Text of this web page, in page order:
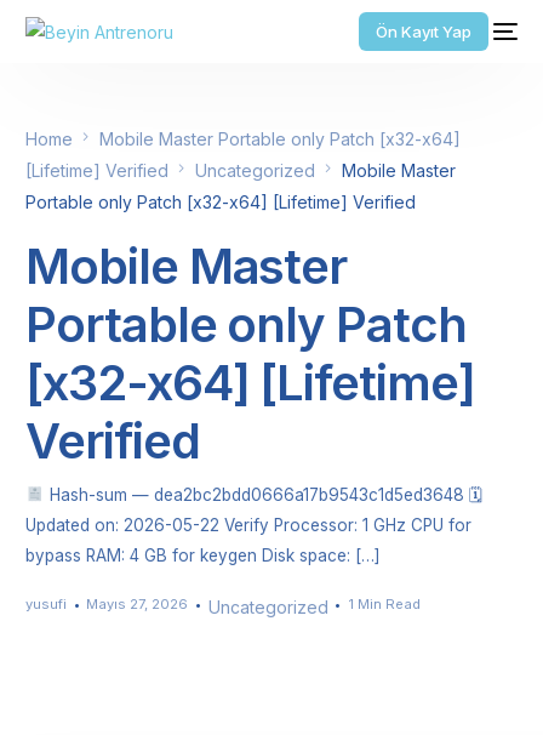
Ön Kayıt Yap
Home
Mobile Master Portable only Patch [x32-x64]
[Lifetime] Verified
Uncategorized
Mobile Master
Portable only Patch [x32-x64] [Lifetime] Verified
Mobile Master
Portable only Patch
[x32-x64] [Lifetime]
Verified
Hash-sum — dea2bc2bdd0666a17b9543c1d5ed3648 🗓
Updated on: 2026-05-22 Verify Processor: 1 GHz CPU for
bypass RAM: 4 GB for keygen Disk space: […]
yusufi Mayıs 27, 2026 Uncategorized 1 Min Read